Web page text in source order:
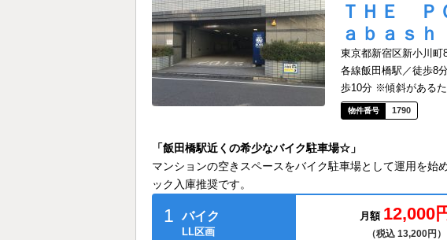
ＴＨＥ Ｐ
ａｂａｓｈ
東京都新宿区新小川町
各線飯田橋駅／徒歩8
歩10分 ※傾斜があるた
1790
「飯田橋駅近くの希少なバイク駐車場☆」
マンションの空きスペースをバイク駐車場として運用を始
ック入庫推奨です。
1 バイク
LL区画
月額 12,000
（税込 13,200円）